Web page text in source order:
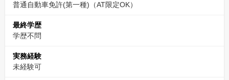
普通自動車免許(第一種)（AT限定OK）
最終学歴
学歴不問
実務経験
未経験可